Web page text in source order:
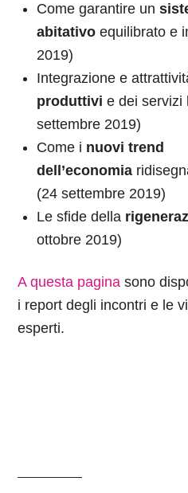
Come garantire un
abitativo equilibrato e
2019)
Integrazione e
produttivi e dei servizi
settembre 2019)
Come i nuovi trend
dell’economia
(24 settembre 2019)
Le sfide della
ottobre 2019)
A questa pagina sono
i report degli incontri e le
esperti.